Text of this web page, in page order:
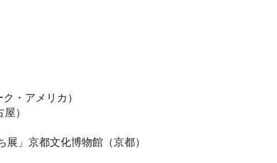
・アメリカ）
）
」京都文化博物館（京都）